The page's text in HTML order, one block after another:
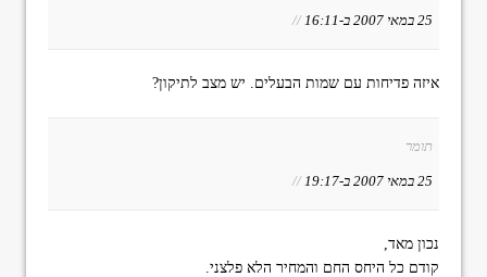
25 במאי 2007 ב-16:11 //
איזה פדיחות עם שמות הבעלים. יש מצב לתיקון?
תומר
25 במאי 2007 ב-19:17 //
נכון מאד,
קודם כל היחס החם והמחיר הלא פלצני.